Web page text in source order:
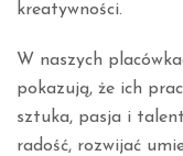
kreatywności.
W naszych
pokazują, że ich
sztuka, pasja i
radość, rozwijać